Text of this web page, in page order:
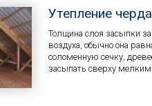
Утепление
Толщина слоя засыпки
воздуха, обычно она
соломенную сечку,
засыпать сверху